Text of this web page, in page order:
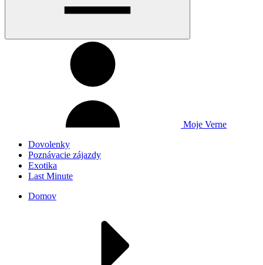
Moje Verne
Dovolenky
Poznávacie zájazdy
Exotika
Last Minute
Domov